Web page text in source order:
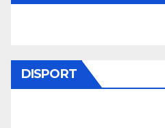
DISPORT